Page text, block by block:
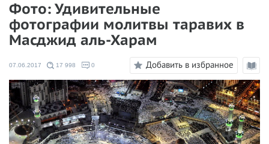
Фото: Удивительные
фотографии молитвы таравих в
Масджид аль-Харам
07.06.2017 17 998 0
Добавить в избранное